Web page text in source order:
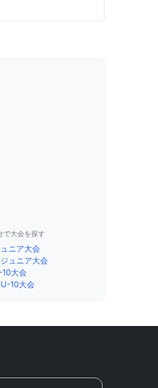
で大会を探す
ニア大会
ュニア大会
大会
10大会